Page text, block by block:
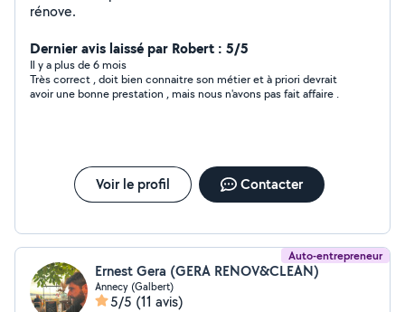
rénove.
Dernier avis laissé par Robert : 5/5
Il y a plus de 6 mois
Très correct , doit bien connaitre son métier et à priori devrait
avoir une bonne prestation , mais nous n'avons pas fait affaire .
Voir le profil Contacter
Auto-entrepreneur
Ernest Gera (GERA RENOV&CLEAN)
Annecy (Galbert)
5/5 (11 avis)